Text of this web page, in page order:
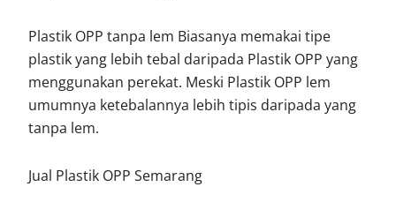
Plastik OPP tanpa lem Biasanya memakai tipe
plastik yang lebih tebal daripada Plastik OPP yang
menggunakan perekat. Meski Plastik OPP lem
umumnya ketebalannya lebih tipis daripada yang
tanpa lem.
Jual Plastik OPP Semarang